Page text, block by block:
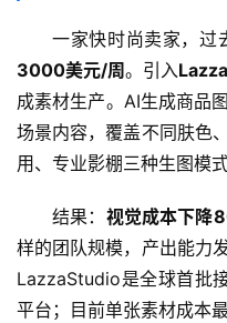
一家快时尚卖家，过
3000美元/周。引入
成素材生产。AI生成商品
场景内容，覆盖不同肤色
用、专业影棚三种生图模
结果： 视觉成本下降
样的团队规模，产出能力
LazzaStudio是全球首批
平台；目前单张素材成本